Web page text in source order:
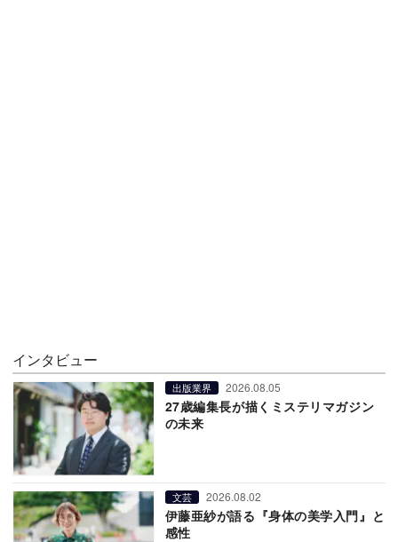
インタビュー
出版業界 2026.08.05
27歳編集長が描くミステリマガジン
の未来
文芸 2026.08.02
伊藤亜紗が語る『身体の美学入門』と
感性